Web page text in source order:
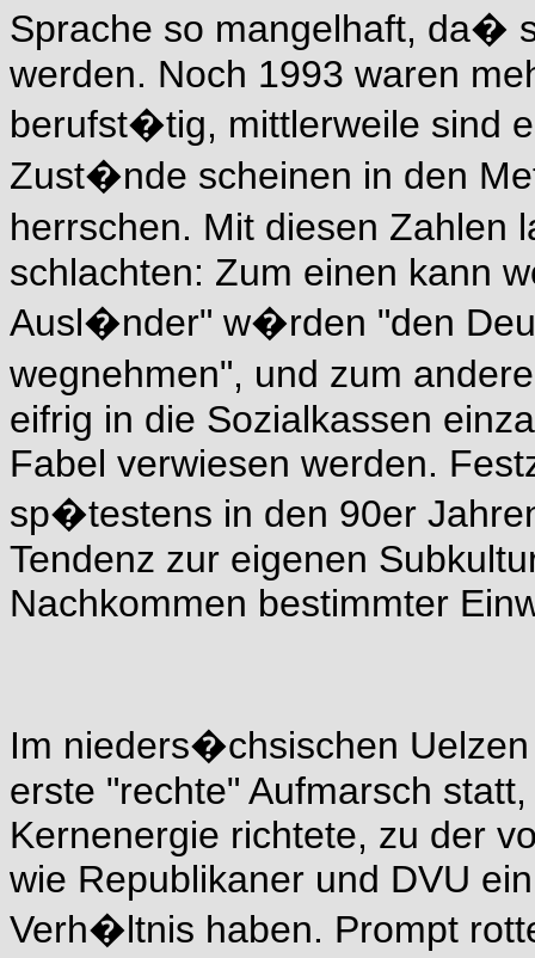
Sprache so mangelhaft, da�
werden. Noch 1993 waren
berufst�tig, mittlerweile sind
Zust�nde scheinen in den
herrschen. Mit diesen
schlachten: Zum einen kann
Ausl�nder" w�rden "den
wegnehmen", und zum
eifrig in die Sozialkassen
Fabel verwiesen werden.
sp�testens in den 90er
Tendenz zur eigenen
Nachkommen bestimmter
Im nieders�chsischen
erste "rechte" Aufmarsch
Kernenergie richtete, zu der
wie Republikaner und DVU
Verh�ltnis haben. Prompt